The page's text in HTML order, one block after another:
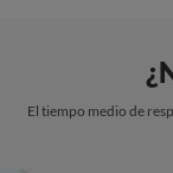
El tiempo medio de